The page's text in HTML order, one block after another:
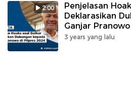
2:00
Penjelasan
Deklarasikan
Ganjar
3 years yang lalu